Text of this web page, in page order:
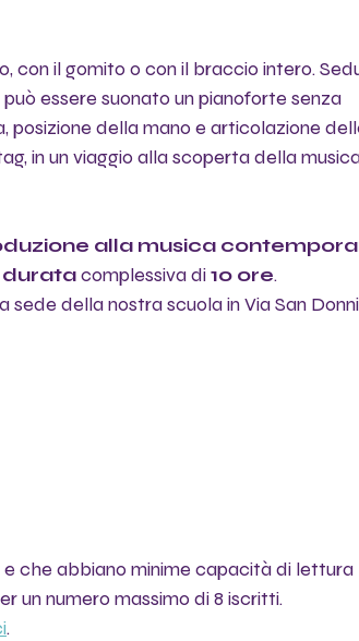
con il gomito o con il braccio intero.
essere suonato un pianoforte senza
della mano e articolazione
in un viaggio alla scoperta della
alla musica
durata complessiva di 10 ore.
sede della nostra scuola in Via San
e che abbiano minime capacità di lettura
un numero massimo di 8 iscritti.
.